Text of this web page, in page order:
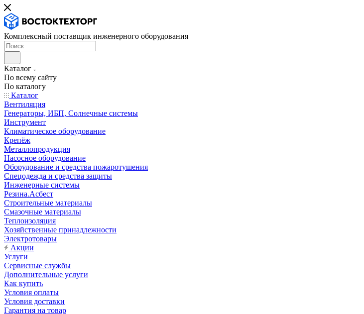
Комплексный поставщик инженерного оборудования
Каталог
По всему сайту
По каталогу
Каталог
Вентиляция
Генераторы, ИБП, Солнечные системы
Инструмент
Климатическое оборудование
Крепёж
Металлопродукция
Насосное оборудование
Оборудование и средства пожаротушения
Спецодежда и средства защиты
Инженерные системы
Резина.Асбест
Строительные материалы
Смазочные материалы
Теплоизоляция
Хозяйственные принадлежности
Электротовары
Акции
Услуги
Сервисные службы
Дополнительные услуги
Как купить
Условия оплаты
Условия доставки
Гарантия на товар